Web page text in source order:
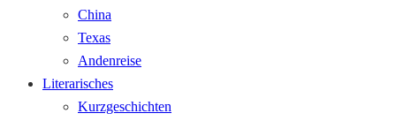
China
Texas
Andenreise
Literarisches
Kurzgeschichten